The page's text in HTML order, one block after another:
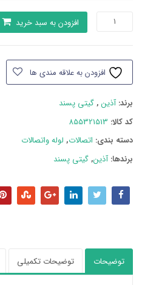
لایه
آذین
افزودن به سبد خرید
افزودن به علاقه مندی ها
برند:آذین ,گیتی پسند
کد کالا: 855321513
دسته بند‌ی: اتصالات, لوله واتصالات
برندها:آذین,گیتی پسند
توضیحات توضیحات تکمیلی